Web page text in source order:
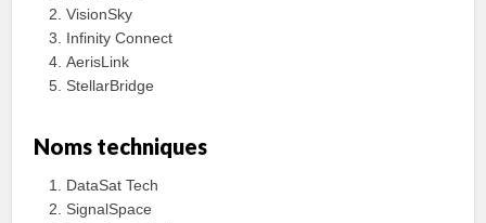
VisionSky
Infinity Connect
AerisLink
StellarBridge
Noms techniques
DataSat Tech
SignalSpace